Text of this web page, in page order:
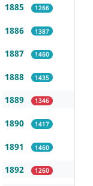
1885 1266
1886 1387
1887 1460
1888 1435
1889 1346
1890 1417
1891 1460
1892 1260